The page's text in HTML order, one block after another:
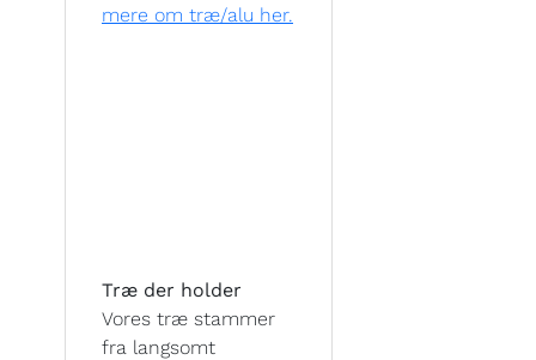
mere om træ/alu her.
Træ der holder
Vores træ stammer
fra langsomt